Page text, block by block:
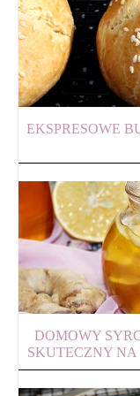
EKSPRESOWE
DOMOWY
SKUTECZNY NA